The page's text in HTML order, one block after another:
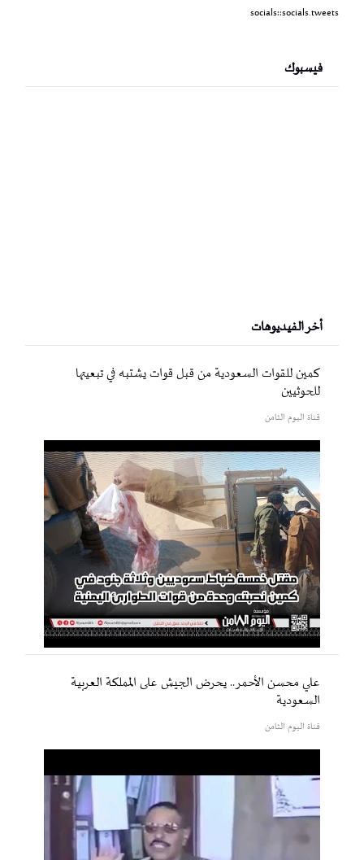
socials::socials.tweets
فيسبوك
أخر الفيديوهات
كمين للقوات السعودية من قبل قوات يشتبه في تبعيتها
للحوثيين
قناة اليوم الثامن
علي محسن الأحمر.. يحرض الجيش على المملكة العربية
السعودية
قناة اليوم الثامن